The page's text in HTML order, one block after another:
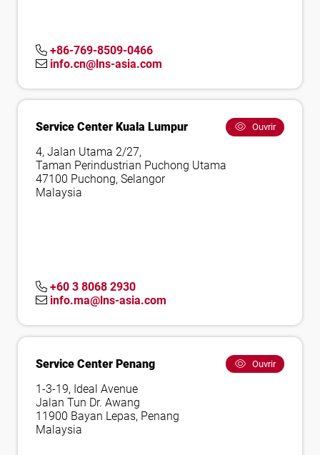
+86-769-8509-0466
info.cn@lns-asia.com
Service Center Kuala Lumpur Ouvrir
4, Jalan Utama 2/27,
Taman Perindustrian Puchong Utama
47100 Puchong, Selangor
Malaysia
+60 3 8068 2930
info.ma@lns-asia.com
Service Center Penang Ouvrir
1-3-19, Ideal Avenue
Jalan Tun Dr. Awang
11900 Bayan Lepas, Penang
Malaysia